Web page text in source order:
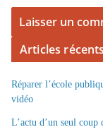
Articles récents
Réparer l’école
vidéo
L’actu d’un seul coup